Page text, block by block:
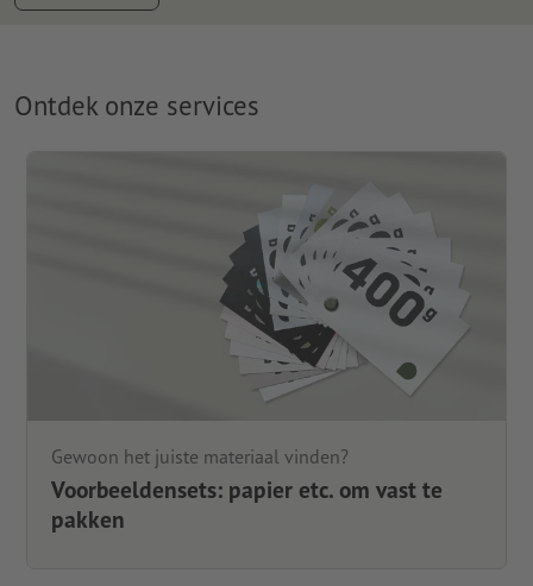
Ontdek onze services
Gewoon het juiste materiaal vinden?
Voorbeeldensets: papier etc. om vast te
pakken